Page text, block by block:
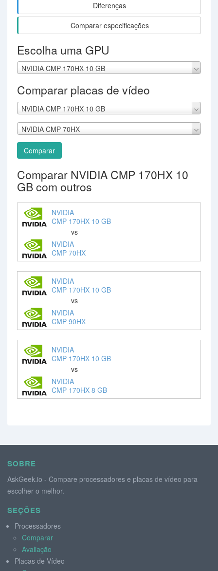
Diferenças
Comparar especificações
Escolha uma GPU
NVIDIA CMP 170HX 10 GB
Comparar placas de vídeo
NVIDIA CMP 170HX 10 GB
NVIDIA CMP 70HX
Comparar
Comparar NVIDIA CMP 170HX 10
GB com outros
NVIDIA
CMP 170HX 10 GB
vs
NVIDIA
CMP 70HX
NVIDIA
CMP 170HX 10 GB
vs
NVIDIA
CMP 90HX
NVIDIA
CMP 170HX 10 GB
vs
NVIDIA
CMP 170HX 8 GB
SOBRE
AskGeek.io - Compare processadores e placas de vídeo para
escolher o melhor.
SEÇÕES
Processadores
Comparar
Avaliação
Placas de Vídeo